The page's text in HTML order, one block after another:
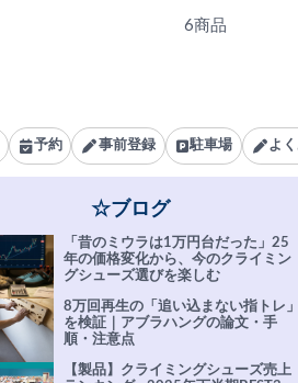
6商品
予約 事前登録 駐車場 よ
☆ブログ
「昔のミウラは1万円台だった」25
年の価格変化から、今のクライミン
グシューズ選びを楽しむ
8万回再生の「追い込まない指トレ」
を検証｜アブラハングの論文・手
順・注意点
【製品】クライミングシューズ売上